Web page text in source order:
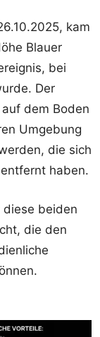
kam
Blauer
bei
Der
dem Boden
Umgebung
die sich
haben.
diese beiden
die den